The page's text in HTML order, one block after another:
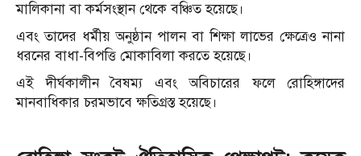
মালিকানা বা কর্মসংস্থান থেকে বঞ্চিত হয়েছে।
এবং তাদের ধর্মীয় অনুষ্ঠান পালন বা শিক্ষা লাভের ক্ষেত্রেও নানা
ধরনের বাধা-বিপত্তি মোকাবিলা করতে হয়েছে।
এই দীর্ঘকালীন বৈষম্য এবং অবিচারের ফলে রোহিঙ্গাদের
মানবাধিকার চরমভাবে ক্ষতিগ্রস্ত হয়েছে।